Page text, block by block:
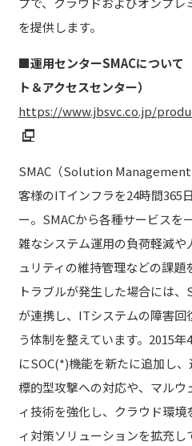
を提供します。
■運用センターSMACについて
ト＆アクセスセンター）
https://www.jbsvc.co.jp/
SMAC（Solution
客様のITインフラを24時間365
ー。SMACから各種サービスを
雑なシステム運用の負荷軽減
ュリティの維持管理などの課題
トラブルが発生した場合には
が連携し、ITシステムの障害
う体制を整えています。2015
にSOC(*)機能を新たに追加し
標的型攻撃への対応や、マル
ィ技術を強化し、クラウド環
ィ対策ソリューションを拡充し